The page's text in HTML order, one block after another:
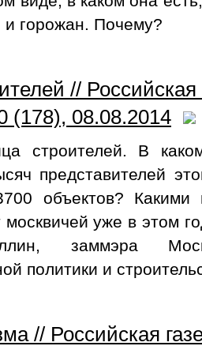
и горожан. Почему?
//
(178), 08.08.2014
строителей. В
представителей
объектов? Какими
москвичей уже в этом
заммэра
политики и
// Российская